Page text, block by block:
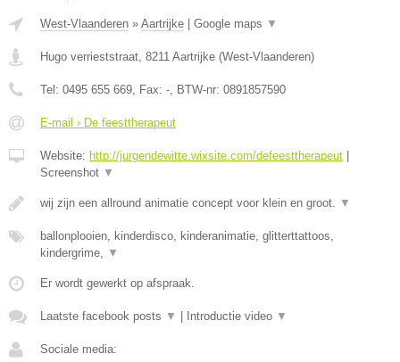
West-Vlaanderen » Aartrijke | Google maps ▼
Hugo verrieststraat 8211 Aartrijke (West-Vlaanderen)
Tel: 0495 655 669 , Fax: - , BTW-nr: 0891857590
E-mail › De feesttherapeut
Website: http://jurgendewitte.wixsite.com/defeesttherapeut |
Screenshot ▼
wij zijn een allround animatie concept voor klein en groot. ▼
ballonplooien, kinderdisco, kinderanimatie, glitterttattoos,
kindergrime,
▼
Er wordt gewerkt op afspraak.
Laatste facebook posts ▼ | Introductie video ▼
Sociale media: